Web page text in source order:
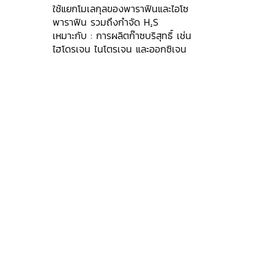
ใช้แยกโมเลกุลของพาราฟินและไอโซ
พาราฟิน รวมถึงกำจัด H₂S
เหมาะกับ : การผลิตก๊าซบริสุทธิ์ เช่น
ไฮโดรเจน ไนโตรเจน และออกซิเจน